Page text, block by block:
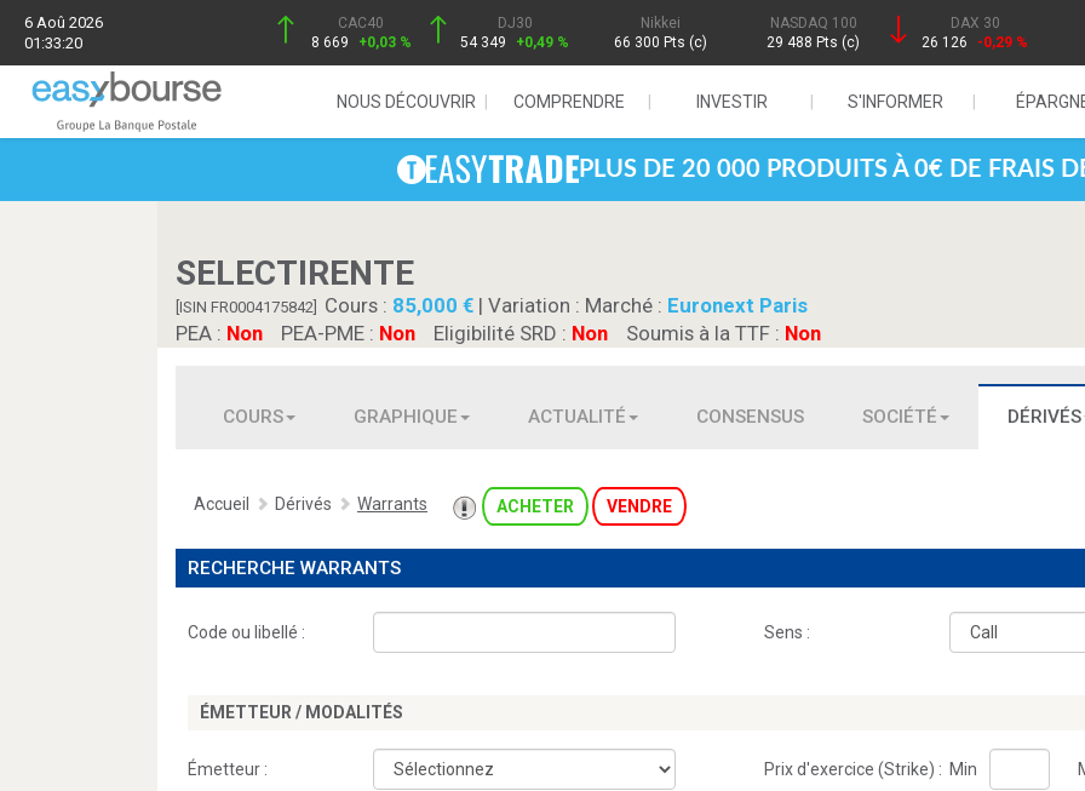
6 Aoû 2026
01:33:20
CAC40
8 669
+0,03 %
DJ30
54 349
+0,49 %
Nikkei
66 300 Pts (c)
NASDAQ 100
29 488 Pts (c)
DAX 30
26 126
-0,29 %
NOUS DÉCOUVRIR COMPRENDRE INVESTIR S'INFORMER
PLUS DE 20 000 PRODUITS À 0€ DE FRAIS
SELECTIRENTE
[ISIN FR0004175842] Cours : 85,000 | Variation : Marché : Euronext Paris
PEA : Non PEA-PME : Non Eligibilité SRD : Non Soumis à la TTF : Non
COURS GRAPHIQUE ACTUALITÉ CONSENSUS SOCIÉTÉ DÉRIVÉS
Accueil Dérivés Warrants ACHETER VENDRE
RECHERCHE WARRANTS
Code ou libellé : Sens :
ÉMETTEUR / MODALITÉS
Émetteur : Prix d'exercice (Strike) : Min